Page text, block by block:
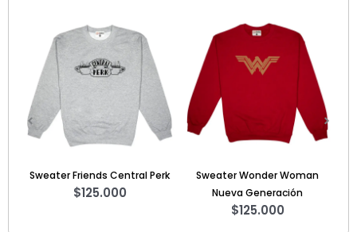
Sweater Wonder Woman
Nueva Generación
Sale!
Hoodie League of Legends –
Talla L
140.000
precio
original
era:
$140.000.
$90.000
actual
es: